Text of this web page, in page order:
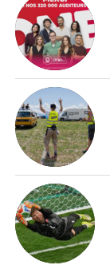
Partie 3: